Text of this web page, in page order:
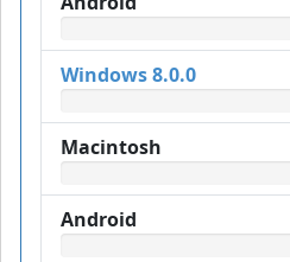
Windows 8.0.0
Macintosh
Android